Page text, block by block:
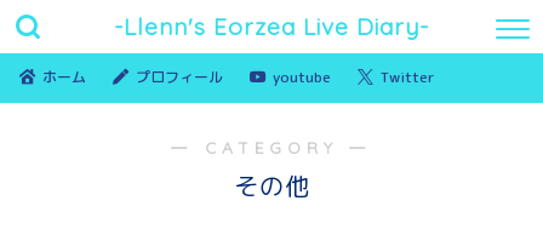
-Llenn's Eorzea Live Diary-
ホーム プロフィール youtube Twitter
― CATEGORY ―
その他